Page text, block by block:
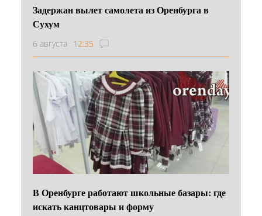
Задержан вылет самолета из Оренбурга в
Сухум
6 августа 12:35
В Оренбурге работают школьные базары: где
искать канцтовары и форму